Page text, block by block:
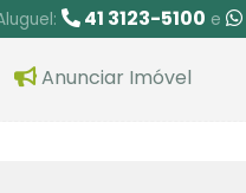
41 3123-5100 e
Anunciar Imóvel